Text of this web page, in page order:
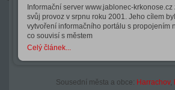
Informační server www.jablonec-krkonose.cz
svůj provoz v srpnu roku 2001. Jeho cílem
vytvoření informačního portálu s propojením
co souvisí s městem
Celý článek...
Sousední města a obce: Harrachov,